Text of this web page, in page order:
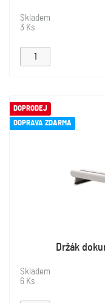
Skladem
3 Ks
DOPRODEJ
DOPRAVA ZDARMA
Držák
Skladem
6 Ks